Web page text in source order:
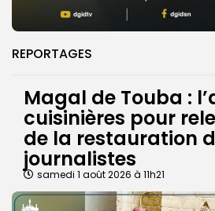
REPORTAGES
Magal de Touba :
cuisinières pour
de la restauration
journalistes
samedi 1 août 2026 à 11h21